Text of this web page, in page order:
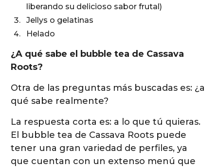
liberando su delicioso sabor frutal)
Jellys o gelatinas
Helado
¿A qué sabe el bubble tea de Cassava
Roots?
Otra de las preguntas más buscadas es: ¿a
qué sabe realmente?
La respuesta corta es: a lo que tú quieras.
El bubble tea de Cassava Roots puede
tener una gran variedad de perfiles, ya
que cuentan con un extenso menú que